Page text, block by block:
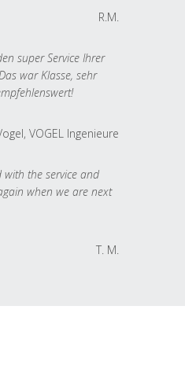
R.M.
super Service Ihrer
war Klasse, sehr
VOGEL Ingenieure
with the service and
when we are next
T. M.